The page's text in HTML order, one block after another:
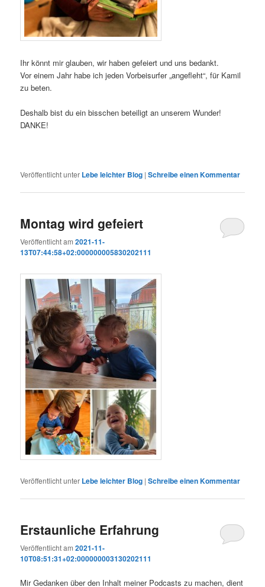
Ihr könnt mir glauben, wir haben gefeiert und uns bedankt.
Vor einem Jahr habe ich jeden Vorbeisurfer „angefleht“, für Kamil
zu beten.
Deshalb bist du ein bisschen beteiligt an unserem Wunder!
DANKE!
Veröffentlicht unter Lebe leichter Blog |Schreibe einen Kommentar
Montag wird gefeiert
Veröffentlicht am2021-11-
13T07:44:58+02:000000005830202111
Veröffentlicht unter Lebe leichter Blog |Schreibe einen Kommentar
Erstaunliche Erfahrung
Veröffentlicht am2021-11-
10T08:51:31+02:000000003130202111
Mir Gedanken über den Inhalt meiner Podcasts zu machen, dient